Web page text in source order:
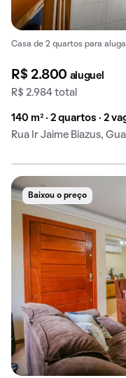
Casa de 2 quartos para
R$ 2.800 aluguel
R$ 2.984 total
140 m² · 2 quartos · 2
Rua Ir Jaime Biazus,
Baixou o preço